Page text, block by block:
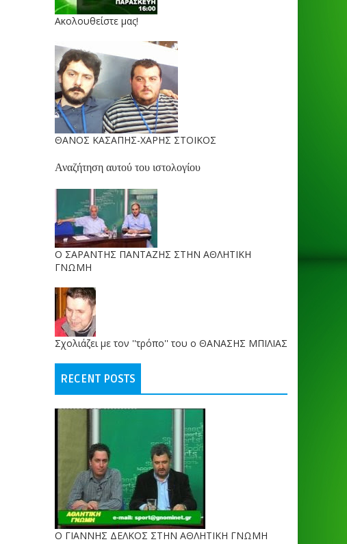
Ακολουθείστε μας!
ΘΑΝΟΣ ΚΑΣΑΠΗΣ-ΧΑΡΗΣ ΣΤΟΙΚΟΣ
Αναζήτηση αυτού του ιστολογίου
O ΣΑΡΑΝΤΗΣ ΠΑΝΤΑΖΗΣ ΣΤΗΝ ΑΘΛΗΤΙΚΗ
ΓΝΩΜΗ
Σχολιάζει με τον ''τρόπο'' του ο ΘΑΝΑΣΗΣ ΜΠΙΛΙΑΣ
RECENT POSTS
Ο ΓΙΑΝΝΗΣ ΔΕΛΚΟΣ ΣΤΗΝ ΑΘΛΗΤΙΚΗ ΓΝΩΜΗ